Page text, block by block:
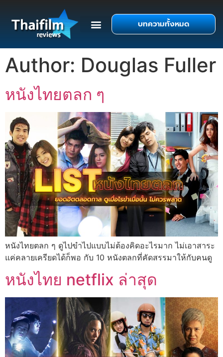
บทความทั้งหมด
Author: Douglas Fuller
หนังไทยตลก ๆ
หนังไทยตลก ๆ ดูไปขำไปแบบไม่ต้องคิดอะไรมาก ไม่เอาสาระ
แค่คลายเครียดได้ก็พอ กับ 10 หนังตลกที่คัดสรรมาให้กับคนดู
หนังไทย netflix ล่าสุด